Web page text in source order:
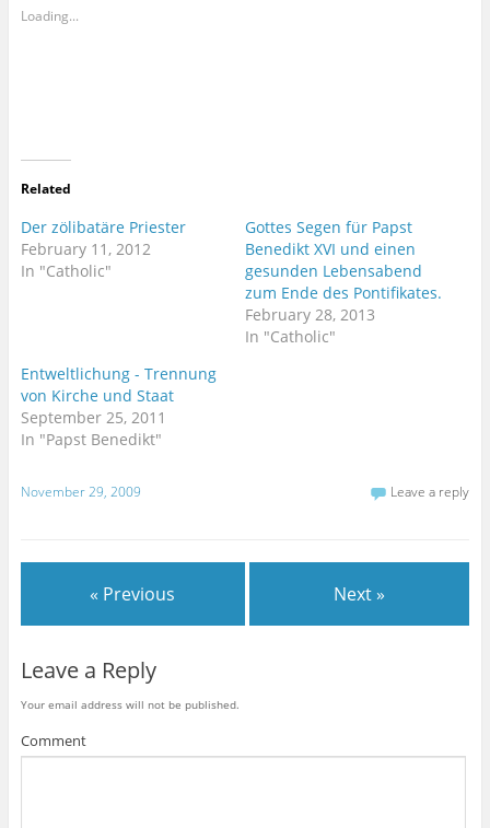
s
h
t
r
(
p
e
n
s
i
n
d
o
)
O
p
e
n
i
n
d
o
w
)
Loading...
Related
Der zölibatäre Priester
February 11, 2012
In "Catholic"
Gottes Segen für Papst
Benedikt XVI und einen
gesunden Lebensabend
zum Ende des Pontifikates.
February 28, 2013
In "Catholic"
Entweltlichung - Trennung
von Kirche und Staat
September 25, 2011
In "Papst Benedikt"
November 29, 2009 Leave a reply
« Previous Next »
Leave a Reply
Your email address will not be published.
Comment